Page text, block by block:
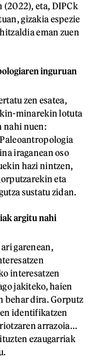
(2022), eta, DIPCk
gizakia espezie
eman zuen
inguruan
zen esatea,
minarekin lotuta
nahi nuen:
iraganean oso
hazi nintzen,
eta
sustatu zidan.
argitu nahi
garenean,
interesatzen
jakiteko, haien
behar dira. Gorputz
identifikatzen
arrazoia...
ezaugarriak